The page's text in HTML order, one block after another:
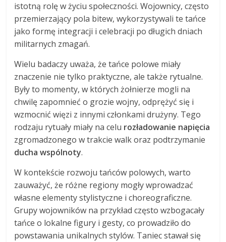
istotną rolę w życiu społeczności. Wojownicy, często
przemierzający pola bitew, wykorzystywali te tańce
jako formę integracji i celebracji po długich dniach
militarnych zmagań.
Wielu badaczy uważa, że tańce polowe miały
znaczenie nie tylko praktyczne, ale także rytualne.
Były to momenty, w których żołnierze mogli na
chwilę zapomnieć o grozie wojny, odprężyć się i
wzmocnić więzi z innymi członkami drużyny. Tego
rodzaju rytuały miały na celu rozładowanie napięcia
zgromadzonego w trakcie walk oraz podtrzymanie
ducha wspólnoty.
W kontekście rozwoju tańców polowych, warto
zauważyć, że różne regiony mogły wprowadzać
własne elementy stylistyczne i choreograficzne.
Grupy wojowników na przykład często wzbogacały
tańce o lokalne figury i gesty, co prowadziło do
powstawania unikalnych stylów. Taniec stawał się